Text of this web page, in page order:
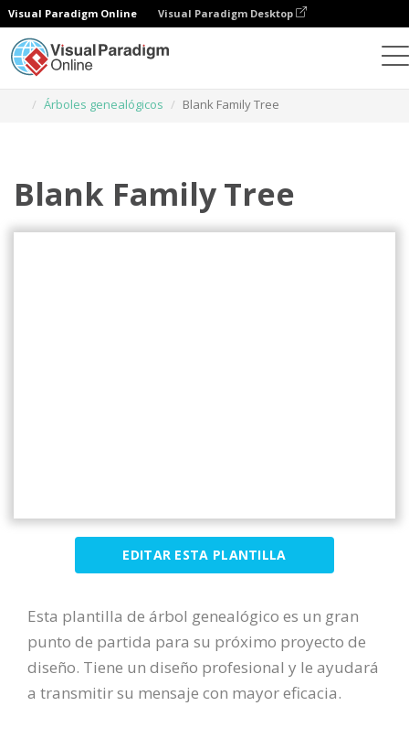
Visual Paradigm Online Visual Paradigm Desktop
Árboles genealógicos
Blank Family Tree
Blank Family Tree
EDITAR ESTA PLANTILLA
Esta plantilla de árbol genealógico es un gran
punto de partida para su próximo proyecto de
diseño. Tiene un diseño profesional y le ayudará
a transmitir su mensaje con mayor eficacia.